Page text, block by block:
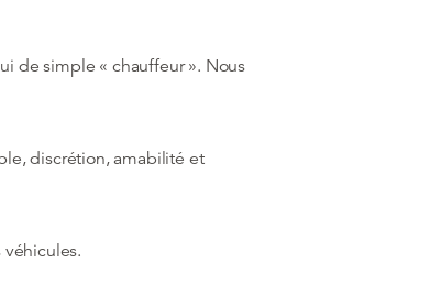
de simple « chauffeur ». Nous
discrétion, amabilité et